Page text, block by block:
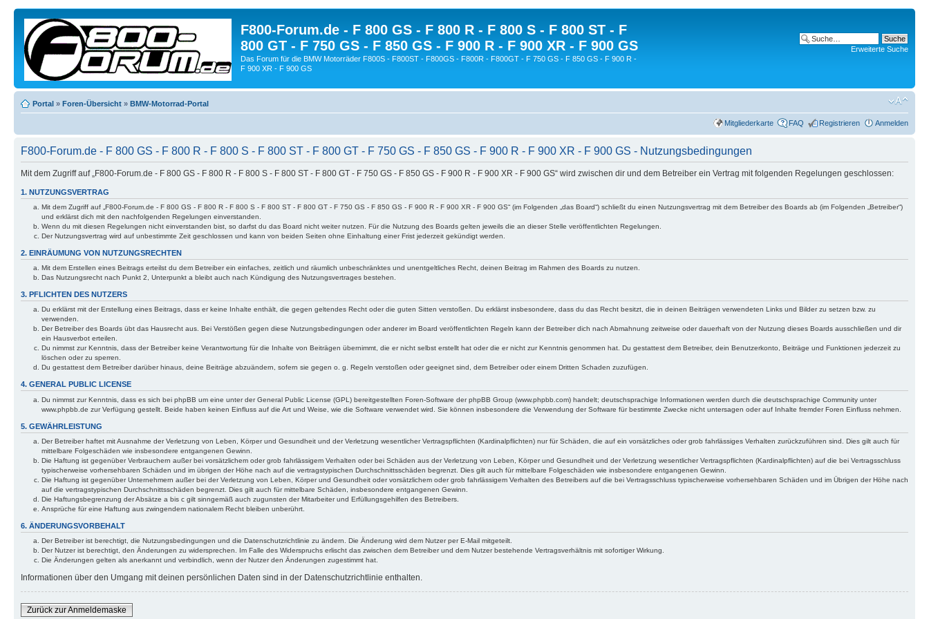
F800-Forum.de - F 800 GS - F 800 R - F 800 S - F 800 ST - F
800 GT - F 750 GS - F 850 GS - F 900 R - F 900 XR - F 900 GS
Das Forum für die BMW Motorräder F800S - F800ST - F800GS - F800R - F800GT - F 750 GS - F 850 GS - F 900 R -
F 900 XR - F 900 GS
Erweiterte Suche
Portal » Foren-Übersicht » BMW-Motorrad-Portal
Mitgliederkarte FAQ Registrieren Anmelden
F800-Forum.de - F 800 GS - F 800 R - F 800 S - F 800 ST - F 800 GT - F 750 GS - F 850 GS - F 900 R - F 900 XR - F 900 GS - Nutzungsbedingungen
Mit dem Zugriff auf „F800-Forum.de - F 800 GS - F 800 R - F 800 S - F 800 ST - F 800 GT - F 750 GS - F 850 GS - F 900 R - F 900 XR - F 900 GS“ wird zwischen dir und dem Betreiber ein Vertrag mit folgenden Regelungen geschlossen:
1. NUTZUNGSVERTRAG
Mit dem Zugriff auf „F800-Forum.de - F 800 GS - F 800 R - F 800 S - F 800 ST - F 800 GT - F 750 GS - F 850 GS - F 900 R - F 900 XR - F 900 GS“ (im Folgenden „das Board“) schließt du einen Nutzungsvertrag mit dem Betreiber des Boards ab (im Folgenden „Betreiber“)
und erklärst dich mit den nachfolgenden Regelungen einverstanden.
Wenn du mit diesen Regelungen nicht einverstanden bist, so darfst du das Board nicht weiter nutzen. Für die Nutzung des Boards gelten jeweils die an dieser Stelle veröffentlichten Regelungen.
Der Nutzungsvertrag wird auf unbestimmte Zeit geschlossen und kann von beiden Seiten ohne Einhaltung einer Frist jederzeit gekündigt werden.
2. EINRÄUMUNG VON NUTZUNGSRECHTEN
Mit dem Erstellen eines Beitrags erteilst du dem Betreiber ein einfaches, zeitlich und räumlich unbeschränktes und unentgeltliches Recht, deinen Beitrag im Rahmen des Boards zu nutzen.
Das Nutzungsrecht nach Punkt 2, Unterpunkt a bleibt auch nach Kündigung des Nutzungsvertrages bestehen.
3. PFLICHTEN DES NUTZERS
Du erklärst mit der Erstellung eines Beitrags, dass er keine Inhalte enthält, die gegen geltendes Recht oder die guten Sitten verstoßen. Du erklärst insbesondere, dass du das Recht besitzt, die in deinen Beiträgen verwendeten Links und Bilder zu setzen bzw. zu
verwenden.
Der Betreiber des Boards übt das Hausrecht aus. Bei Verstößen gegen diese Nutzungsbedingungen oder anderer im Board veröffentlichten Regeln kann der Betreiber dich nach Abmahnung zeitweise oder dauerhaft von der Nutzung dieses Boards ausschließen und dir
ein Hausverbot erteilen.
Du nimmst zur Kenntnis, dass der Betreiber keine Verantwortung für die Inhalte von Beiträgen übernimmt, die er nicht selbst erstellt hat oder die er nicht zur Kenntnis genommen hat. Du gestattest dem Betreiber, dein Benutzerkonto, Beiträge und Funktionen jederzeit zu
löschen oder zu sperren.
Du gestattest dem Betreiber darüber hinaus, deine Beiträge abzuändern, sofern sie gegen o. g. Regeln verstoßen oder geeignet sind, dem Betreiber oder einem Dritten Schaden zuzufügen.
4. GENERAL PUBLIC LICENSE
Du nimmst zur Kenntnis, dass es sich bei phpBB um eine unter der General Public License (GPL) bereitgestellten Foren-Software der phpBB Group (www.phpbb.com) handelt; deutschsprachige Informationen werden durch die deutschsprachige Community unter
www.phpbb.de zur Verfügung gestellt. Beide haben keinen Einfluss auf die Art und Weise, wie die Software verwendet wird. Sie können insbesondere die Verwendung der Software für bestimmte Zwecke nicht untersagen oder auf Inhalte fremder Foren Einfluss nehmen.
5. GEWÄHRLEISTUNG
Der Betreiber haftet mit Ausnahme der Verletzung von Leben, Körper und Gesundheit und der Verletzung wesentlicher Vertragspflichten (Kardinalpflichten) nur für Schäden, die auf ein vorsätzliches oder grob fahrlässiges Verhalten zurückzuführen sind. Dies gilt auch für
mittelbare Folgeschäden wie insbesondere entgangenen Gewinn.
Die Haftung ist gegenüber Verbrauchern außer bei vorsätzlichem oder grob fahrlässigem Verhalten oder bei Schäden aus der Verletzung von Leben, Körper und Gesundheit und der Verletzung wesentlicher Vertragspflichten (Kardinalpflichten) auf die bei Vertragsschluss
typischerweise vorhersehbaren Schäden und im übrigen der Höhe nach auf die vertragstypischen Durchschnittsschäden begrenzt. Dies gilt auch für mittelbare Folgeschäden wie insbesondere entgangenen Gewinn.
Die Haftung ist gegenüber Unternehmern außer bei der Verletzung von Leben, Körper und Gesundheit oder vorsätzlichem oder grob fahrlässigem Verhalten des Betreibers auf die bei Vertragsschluss typischerweise vorhersehbaren Schäden und im Übrigen der Höhe nach
auf die vertragstypischen Durchschnittsschäden begrenzt. Dies gilt auch für mittelbare Schäden, insbesondere entgangenen Gewinn.
Die Haftungsbegrenzung der Absätze a bis c gilt sinngemäß auch zugunsten der Mitarbeiter und Erfüllungsgehilfen des Betreibers.
Ansprüche für eine Haftung aus zwingendem nationalem Recht bleiben unberührt.
6. ÄNDERUNGSVORBEHALT
Der Betreiber ist berechtigt, die Nutzungsbedingungen und die Datenschutzrichtlinie zu ändern. Die Änderung wird dem Nutzer per E-Mail mitgeteilt.
Der Nutzer ist berechtigt, den Änderungen zu widersprechen. Im Falle des Widerspruchs erlischt das zwischen dem Betreiber und dem Nutzer bestehende Vertragsverhältnis mit sofortiger Wirkung.
Die Änderungen gelten als anerkannt und verbindlich, wenn der Nutzer den Änderungen zugestimmt hat.
Informationen über den Umgang mit deinen persönlichen Daten sind in der Datenschutzrichtlinie enthalten.
Zurück zur Anmeldemaske